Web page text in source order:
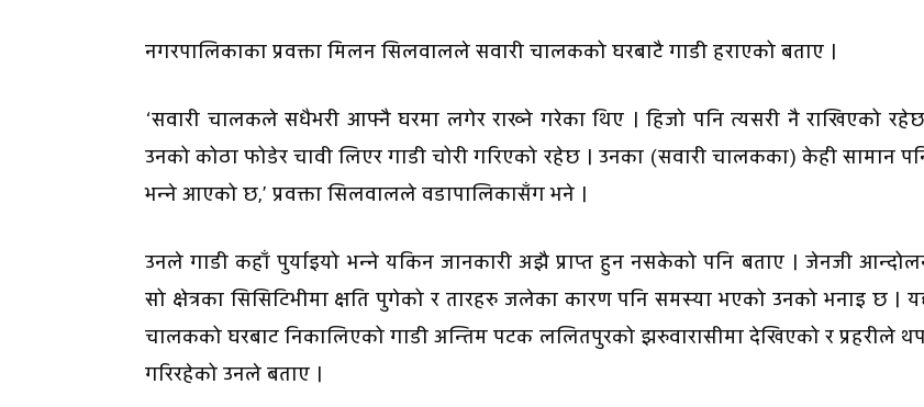
नगरपालिकाका प्रवक्ता मिलन सिलवालले सवारी चालकको घरबाटै गाडी हराएको बताए ।
‘सवारी चालकले सधैभरी आफ्नै घरमा लगेर राख्ने गरेका थिए । हिजो पनि त्यसरी नै राखिएको रहेछ
उनको कोठा फोडेर चावी लिएर गाडी चोरी गरिएको रहेछ । उनका (सवारी चालकका) केही सामान
भन्ने आएको छ,’ प्रवक्ता सिलवालले वडापालिकासँग भने ।
उनले गाडी कहाँ पुर्याइयो भन्ने यकिन जानकारी अझै प्राप्त हुन नसकेको पनि बताए । जेनजी
सो क्षेत्रका सिसिटिभीमा क्षति पुगेको र तारहरु जलेका कारण पनि समस्या भएको उनको भनाइ छ ।
चालकको घरबाट निकालिएको गाडी अन्तिम पटक ललितपुरको झरुवारासीमा देखिएको र प्रहरीले
गरिरहेको उनले बताए ।